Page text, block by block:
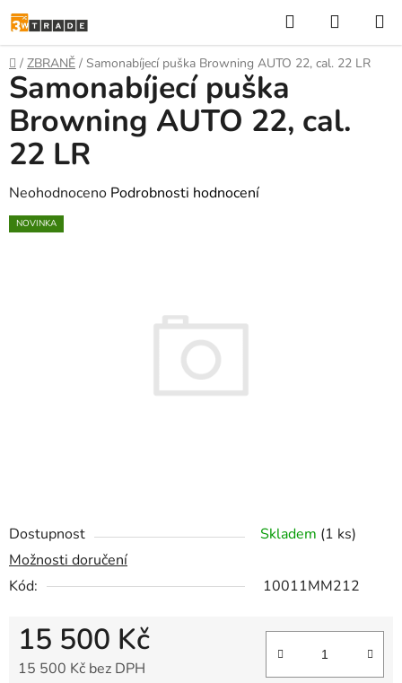
Přejít
na
obsah
Hledat
KOŠÍK
Domů
/ ZBRANĚ / Samonabíjecí puška Browning AUTO 22, cal. 22 LR
Dostupnost Skladem (1 ks)
Možnosti doručení
Kód:
10011MM212
15 500 Kč
15 500 Kč bez DPH
Samonabíjecí puška
Browning AUTO 22, cal.
22 LR
Průměrné
hodnocení
Neohodnoceno Podrobnosti hodnocení
NOVINKA